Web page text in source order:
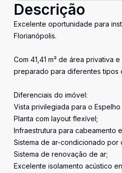
Descrição
Excelente oportunidade para
Florianópolis.
Com 41,41 m² de área privativa
preparado para diferentes tipos
Diferenciais do imóvel:
Vista privilegiada para o Espelho
Planta com layout flexível;
Infraestrutura para cabeamento
Sistema de ar-condicionado por
Sistema de renovação de ar;
Excelente isolamento acústico